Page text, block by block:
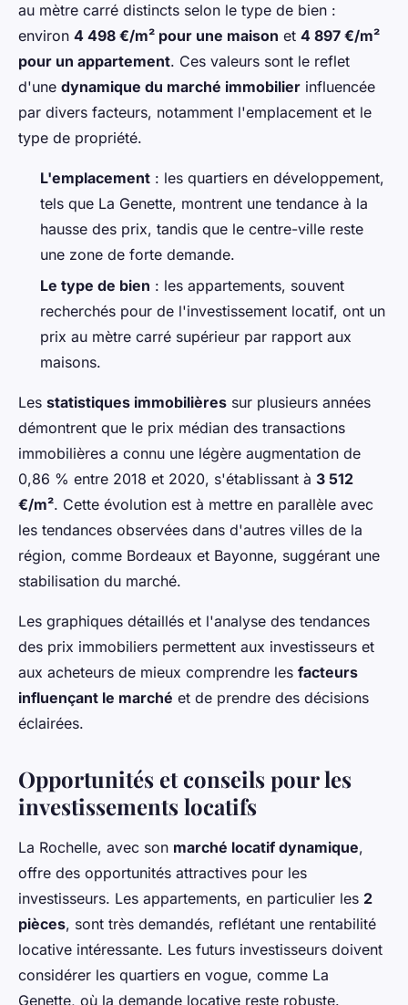
au mètre carré distincts selon le type de bien :
environ 4 498 €/m² pour une maison et 4 897 €/m²
pour un appartement. Ces valeurs sont le reflet
d'une dynamique du marché immobilier influencée
par divers facteurs, notamment l'emplacement et le
type de propriété.
L'emplacement : les quartiers en développement,
tels que La Genette, montrent une tendance à la
hausse des prix, tandis que le centre-ville reste
une zone de forte demande.
Le type de bien : les appartements, souvent
recherchés pour de l'investissement locatif, ont un
prix au mètre carré supérieur par rapport aux
maisons.
Les statistiques immobilières sur plusieurs années
démontrent que le prix médian des transactions
immobilières a connu une légère augmentation de
0,86 % entre 2018 et 2020, s'établissant à 3 512
€/m². Cette évolution est à mettre en parallèle avec
les tendances observées dans d'autres villes de la
région, comme Bordeaux et Bayonne, suggérant une
stabilisation du marché.
Les graphiques détaillés et l'analyse des tendances
des prix immobiliers permettent aux investisseurs et
aux acheteurs de mieux comprendre les facteurs
influençant le marché et de prendre des décisions
éclairées.
Opportunités et conseils pour les
investissements locatifs
La Rochelle, avec son marché locatif dynamique,
offre des opportunités attractives pour les
investisseurs. Les appartements, en particulier les 2
pièces, sont très demandés, reflétant une rentabilité
locative intéressante. Les futurs investisseurs doivent
considérer les quartiers en vogue, comme La
Genette, où la demande locative reste robuste.